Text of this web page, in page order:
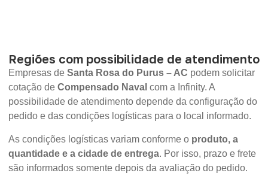
Regiões com possibilidade de atendimento
Empresas de Santa Rosa do Purus – AC podem solicitar
cotação de Compensado Naval com a Infinity. A
possibilidade de atendimento depende da configuração do
pedido e das condições logísticas para o local informado.
As condições logísticas variam conforme o produto, a
quantidade e a cidade de entrega. Por isso, prazo e frete
são informados somente depois da avaliação do pedido.